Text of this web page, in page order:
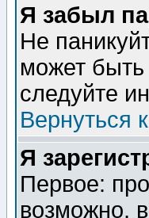
Я забыл
Не
может быть
следуйте
Вернуться
Я
Первое:
возможно,